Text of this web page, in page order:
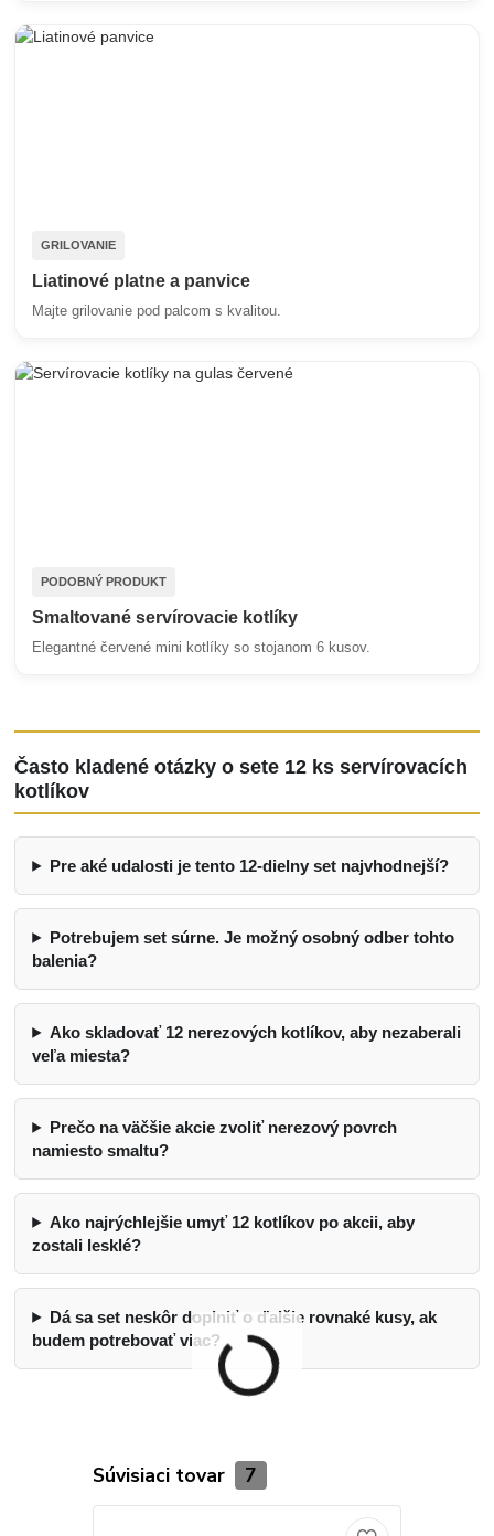
GRILOVANIE
Liatinové platne a panvice
Majte grilovanie pod palcom s kvalitou.
PODOBNÝ PRODUKT
Smaltované servírovacie kotlíky
Elegantné červené mini kotlíky so stojanom 6 kusov.
Často kladené otázky o sete 12 ks servírovacích
kotlíkov
Pre aké udalosti je tento 12-dielny set najvhodnejší?
Potrebujem set súrne. Je možný osobný odber tohto
balenia?
Ako skladovať 12 nerezových kotlíkov, aby nezaberali
veľa miesta?
Prečo na väčšie akcie zvoliť nerezový povrch
namiesto smaltu?
Ako najrýchlejšie umyť 12 kotlíkov po akcii, aby
zostali lesklé?
Dá sa set neskôr doplniť o ďalšie rovnaké kusy, ak
budem potrebovať viac?
Súvisiaci tovar 7